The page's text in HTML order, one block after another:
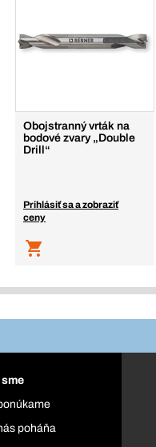
Obojstranný vrták na
bodové zvary „Double
Drill“
Prihlásiť sa a zobraziť
ceny
poháňa